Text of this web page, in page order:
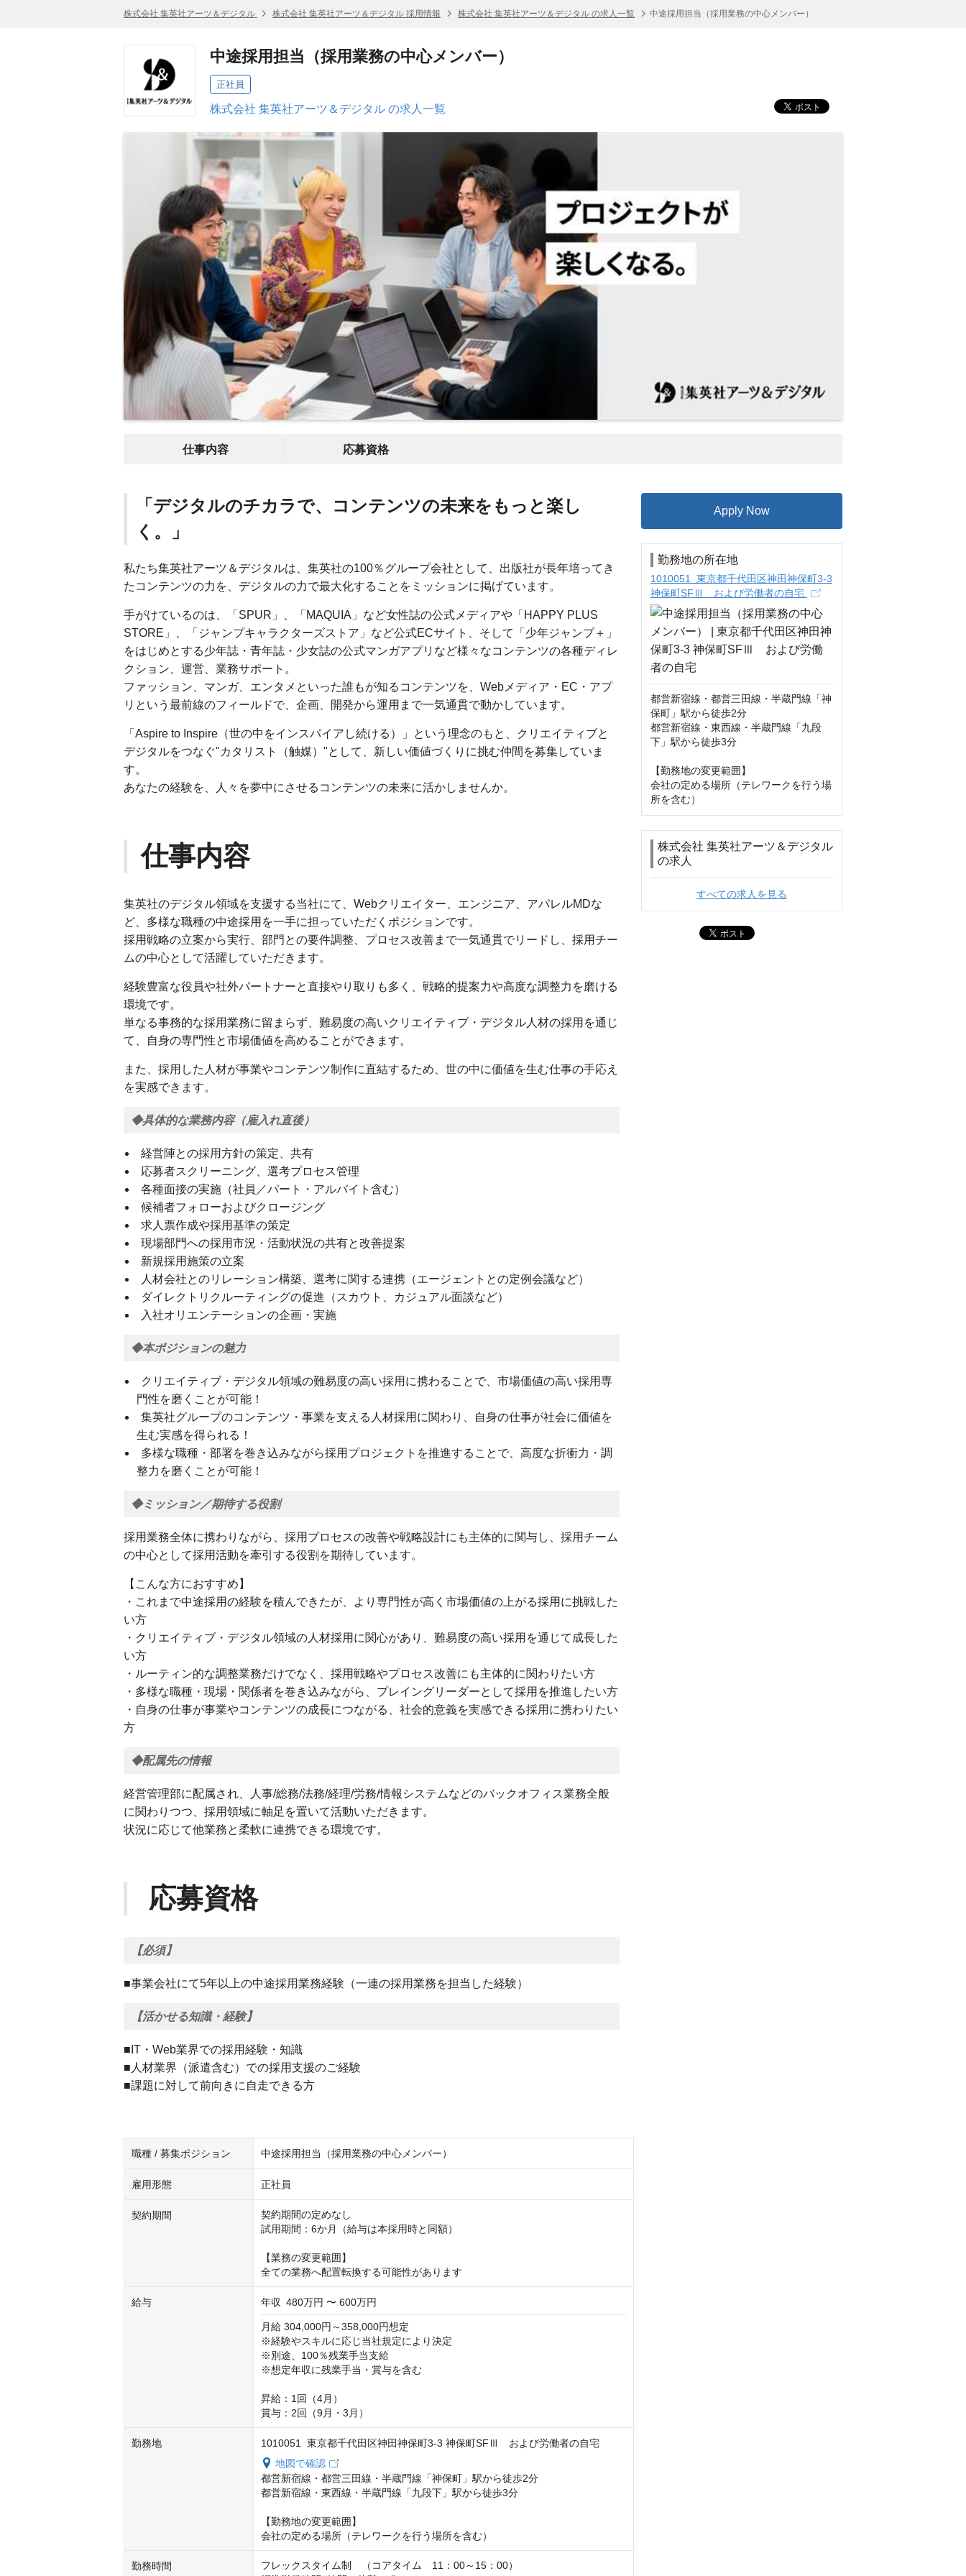
株式会社 集英社アーツ＆デジタル 株式会社 集英社アーツ＆デジタル 採用情報 株式会社 集英社アーツ＆デジタル の求人一覧 中途採用担当（採用業務の中心メンバー）
中途採用担当（採用業務の中心メンバー）
正社員
株式会社 集英社アーツ＆デジタル の求人一覧
仕事内容 応募資格
「デジタルのチカラで、コンテンツの未来をもっと楽し
く。」
私たち集英社アーツ＆デジタルは、集英社の100％グループ会社として、出版社が長年培ってき
たコンテンツの力を、デジタルの力で最大化することをミッションに掲げています。
手がけているのは、「SPUR」、「MAQUIA」など女性誌の公式メディアや「HAPPY PLUS
STORE」、「ジャンプキャラクターズストア」など公式ECサイト、そして「少年ジャンプ＋」
をはじめとする少年誌・青年誌・少女誌の公式マンガアプリなど様々なコンテンツの各種ディレ
クション、運営、業務サポート。
ファッション、マンガ、エンタメといった誰もが知るコンテンツを、Webメディア・EC・アプ
リという最前線のフィールドで、企画、開発から運用まで一気通貫で動かしています。
「Aspire to Inspire（世の中をインスパイアし続ける）」という理念のもと、クリエイティブと
デジタルをつなぐ"カタリスト（触媒）"として、新しい価値づくりに挑む仲間を募集していま
す。
あなたの経験を、人々を夢中にさせるコンテンツの未来に活かしませんか。
仕事内容
集英社のデジタル領域を支援する当社にて、Webクリエイター、エンジニア、アパレルMDな
ど、多様な職種の中途採用を一手に担っていただくポジションです。
採用戦略の立案から実行、部門との要件調整、プロセス改善まで一気通貫でリードし、採用チー
ムの中心として活躍していただきます。
経験豊富な役員や社外パートナーと直接やり取りも多く、戦略的提案力や高度な調整力を磨ける
環境です。
単なる事務的な採用業務に留まらず、難易度の高いクリエイティブ・デジタル人材の採用を通じ
て、自身の専門性と市場価値を高めることができます。
また、採用した人材が事業やコンテンツ制作に直結するため、世の中に価値を生む仕事の手応え
を実感できます。
◆具体的な業務内容（雇入れ直後）
経営陣との採用方針の策定、共有
応募者スクリーニング、選考プロセス管理
各種面接の実施（社員／パート・アルバイト含む）
候補者フォローおよびクロージング
求人票作成や採用基準の策定
現場部門への採用市況・活動状況の共有と改善提案
新規採用施策の立案
人材会社とのリレーション構築、選考に関する連携（エージェントとの定例会議など）
ダイレクトリクルーティングの促進（スカウト、カジュアル面談など）
入社オリエンテーションの企画・実施
◆本ポジションの魅力
クリエイティブ・デジタル領域の難易度の高い採用に携わることで、市場価値の高い採用専
門性を磨くことが可能！
集英社グループのコンテンツ・事業を支える人材採用に関わり、自身の仕事が社会に価値を
生む実感を得られる！
多様な職種・部署を巻き込みながら採用プロジェクトを推進することで、高度な折衝力・調
整力を磨くことが可能！
◆ミッション／期待する役割
採用業務全体に携わりながら、採用プロセスの改善や戦略設計にも主体的に関与し、採用チーム
の中心として採用活動を牽引する役割を期待しています。
【こんな方におすすめ】
・これまで中途採用の経験を積んできたが、より専門性が高く市場価値の上がる採用に挑戦した
い方
・クリエイティブ・デジタル領域の人材採用に関心があり、難易度の高い採用を通じて成長した
い方
・ルーティン的な調整業務だけでなく、採用戦略やプロセス改善にも主体的に関わりたい方
・多様な職種・現場・関係者を巻き込みながら、プレイングリーダーとして採用を推進したい方
・自身の仕事が事業やコンテンツの成長につながる、社会的意義を実感できる採用に携わりたい
方
◆配属先の情報
経営管理部に配属され、人事/総務/法務/経理/労務/情報システムなどのバックオフィス業務全般
に関わりつつ、採用領域に軸足を置いて活動いただきます。
状況に応じて他業務と柔軟に連携できる環境です。
応募資格
【必須】
■事業会社にて5年以上の中途採用業務経験（一連の採用業務を担当した経験）
【活かせる知識・経験】
■IT・Web業界での採用経験・知識
■人材業界（派遣含む）での採用支援のご経験
■課題に対して前向きに自走できる方
職種 / 募集ポジション 中途採用担当（採用業務の中心メンバー）
雇用形態 正社員
契約期間
契約期間の定めなし
試用期間：6か月（給与は本採用時と同額）
【業務の変更範囲】
全ての業務へ配置転換する可能性があります
給与 年収 480万円 〜 600万円
月給 304,000円～358,000円想定
※経験やスキルに応じ当社規定により決定
※別途、100％残業手当支給
※想定年収に残業手当・賞与を含む
昇給：1回（4月）
賞与：2回（9月・3月）
勤務地
1010051 東京都千代田区神田神保町3-3 神保町SFⅢ および労働者の自宅
地図で確認
都営新宿線・都営三田線・半蔵門線「神保町」駅から徒歩2分
都営新宿線・東西線・半蔵門線「九段下」駅から徒歩3分
【勤務地の変更範囲】
会社の定める場所（テレワークを行う場所を含む）
勤務時間
フレックスタイム制　（コアタイム　11：00～15：00）
Apply Now
勤務地の所在地
1010051 東京都千代田区神田神保町3-3
神保町SFⅢ および労働者の自宅
都営新宿線・都営三田線・半蔵門線「神
保町」駅から徒歩2分
都営新宿線・東西線・半蔵門線「九段
下」駅から徒歩3分
【勤務地の変更範囲】
会社の定める場所（テレワークを行う場
所を含む）
株式会社 集英社アーツ＆デジタル
の求人
すべての求人を見る